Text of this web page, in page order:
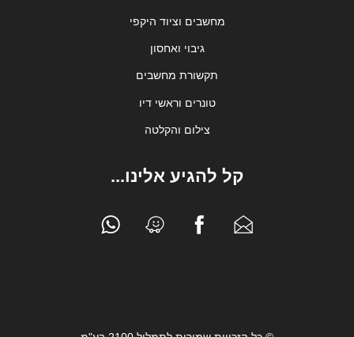
מחשבים וציוד היקפי
גיבוי ואחסון
תקשורת מחשבים
טונרים וראשי דיו
צילום והקלטה
קל להגיע אלינו...